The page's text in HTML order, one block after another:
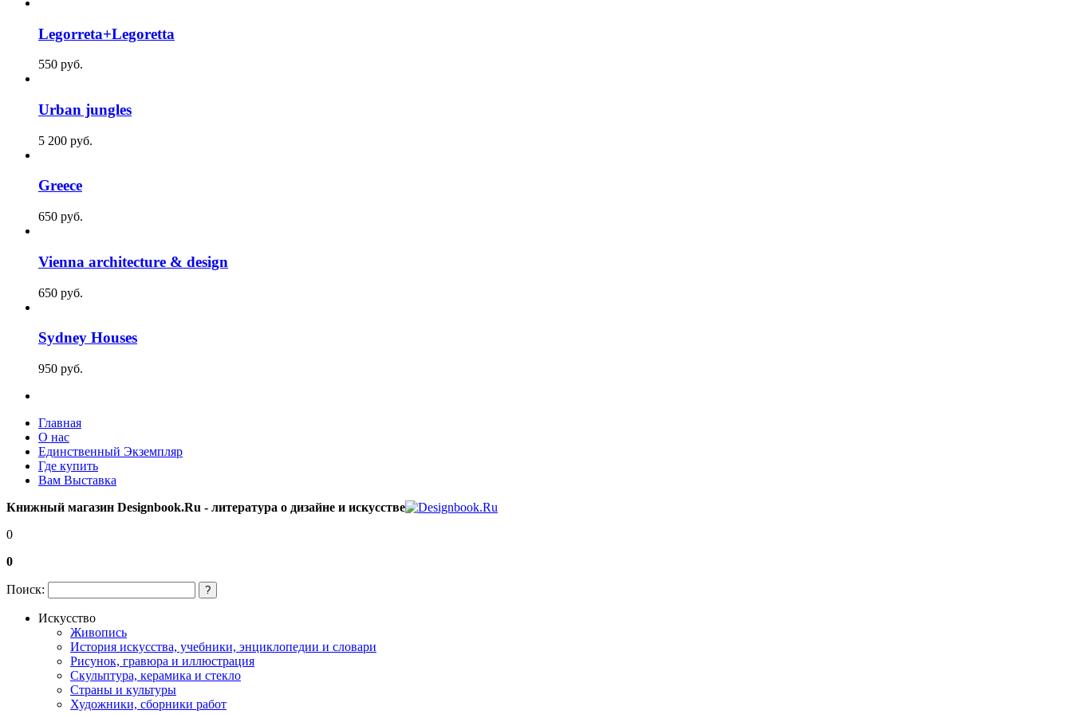
Legorreta+Legoretta
550 pуб.
Urban jungles
5 200 pуб.
Greece
650 pуб.
Vienna architecture & design
650 pуб.
Sydney Houses
950 pуб.
Главная
О нас
Единственный Экземпляр
Где купить
Вам Выставка
Книжный магазин Designbook.Ru - литература о дизайне и искусстве
0
0
Поиск: ?
Искусство
Живопись
История искусства, учебники, энциклопедии и словари
Рисунок, гравюра и иллюстрация
Скульптура, керамика и стекло
Страны и культуры
Художники, сборники работ